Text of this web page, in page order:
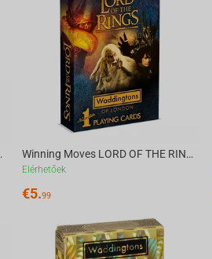
Playing Cards Winning Moves LORD OF THE RINGS - Waddingtons No.1 Playing Cards [English]
Elérhetőek
€5.99